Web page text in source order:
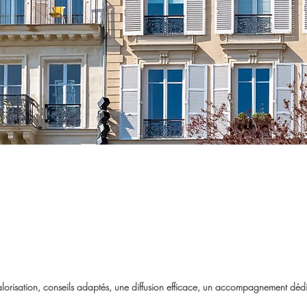
conseils adaptés, une diffusion efficace, un accompagnement